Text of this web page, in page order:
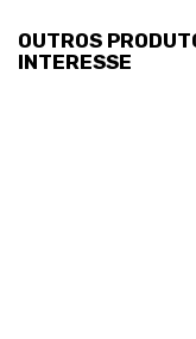
OUTROS
INTERESSE